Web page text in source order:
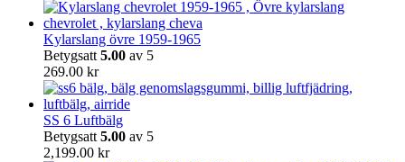
Kylarslang övre 1959-1965
Betygsatt 5.00 av 5
269.00 kr
SS 6 Luftbälg
Betygsatt 5.00 av 5
2,199.00 kr